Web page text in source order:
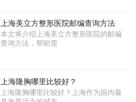
上海美立方整形医院邮编查询方法
本文将介绍上海美立方整形医院的邮编
查询方法，帮助需
上海隆胸哪里比较好？
上海隆胸哪里比较好？上海作为国内最